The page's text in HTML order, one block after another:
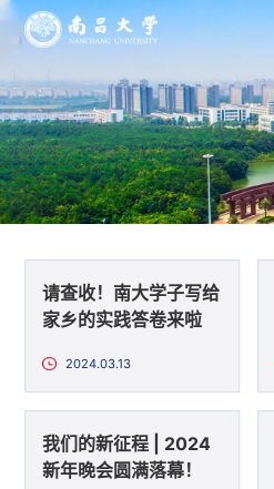
请查收！南大学子写给
家乡的实践答卷来啦
2024.03.13
我们的新征程 | 2024
新年晚会圆满落幕！